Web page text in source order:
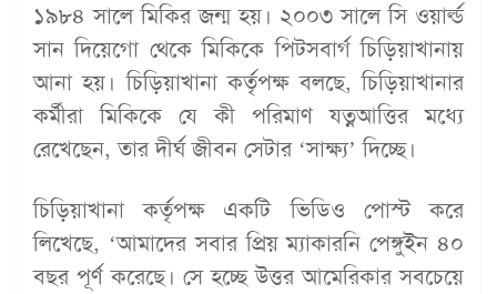
১৯৮৪ সালে মিকির জন্ম হয়। ২০০৩ সালে সি ওয়ার্ল্ড
সান দিয়েগো থেকে মিকিকে পিটসবার্গ চিড়িয়াখানায়
আনা হয়। চিড়িয়াখানা কর্তৃপক্ষ বলছে, চিড়িয়াখানার
কর্মীরা মিকিকে যে কী পরিমাণ যত্নআত্তির মধ্যে
রেখেছেন, তার দীর্ঘ জীবন সেটার ‘সাক্ষ্য’ দিচ্ছে।
চিড়িয়াখানা কর্তৃপক্ষ একটি ভিডিও পোস্ট করে
লিখেছে, ‘আমাদের সবার প্রিয় ম্যাকারনি পেঙ্গুইন ৪০
বছর পূর্ণ করেছে। সে হচ্ছে উত্তর আমেরিকার সবচেয়ে